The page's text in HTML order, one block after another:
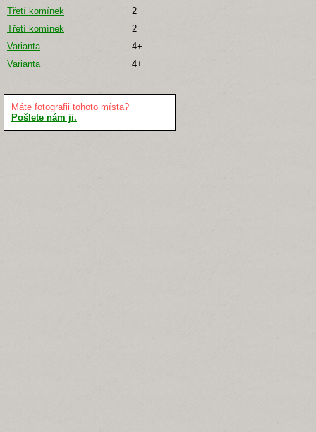
Třetí komínek
2
Třetí komínek
2
Varianta
4+
Varianta
4+
Máte fotografii tohoto místa?
Pošlete nám ji.